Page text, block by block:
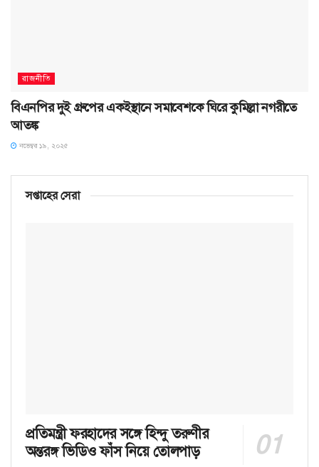
রাজনীতি
বিএনপির দুই গ্রুপের একইস্থানে সমাবেশকে ঘিরে কুমিল্লা নগরীতে
আতঙ্ক
নভেম্বর ১৯, ২০২৫
সপ্তাহের সেরা
প্রতিমন্ত্রী ফরহাদের সঙ্গে হিন্দু তরুণীর
অন্তরঙ্গ ভিডিও ফাঁস নিয়ে তোলপাড়